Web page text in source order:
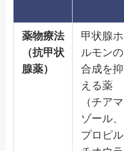
薬物療法
（抗甲状
腺薬）
甲状腺ホ
ルモンの
合成を抑
える薬
（チアマ
ゾール、
プロピル